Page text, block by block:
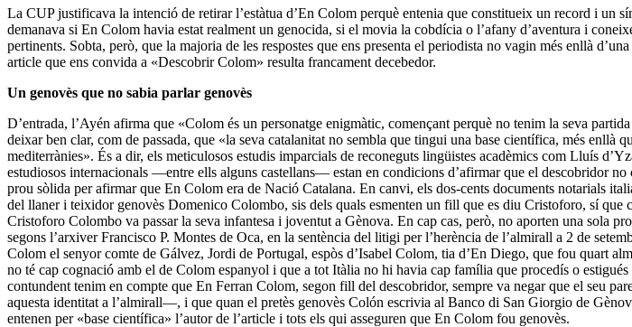
La CUP justificava la intenció de retirar l’estàtua d’En Colom perquè entenia que constitueix un record i un
demanava si En Colom havia estat realment un genocida, si el movia la cobdícia o l’afany d’aventura i
pertinents. Sobta, però, que la majoria de les respostes que ens presenta el periodista no vagin més enllà
article que ens convida a «Descobrir Colom» resulta francament decebedor.
Un genovès que no sabia parlar genovès
D’entrada, l’Ayén afirma que «Colom és un personatge enigmàtic, començant perquè no tenim la seva
deixar ben clar, com de passada, que «la seva catalanitat no sembla que tingui una base científica, més enllà
mediterrànies». És a dir, els meticulosos estudis imparcials de reconeguts lingüistes acadèmics com Lluís
estudiosos internacionals —entre ells alguns castellans— estan en condicions d’afirmar que el descobridor
prou sòlida per afirmar que En Colom era de Nació Catalana. En canvi, els dos-cents documents notarials
del llaner i teixidor genovès Domenico Colombo, sis dels quals esmenten un fill que es diu Cristoforo, sí
Cristoforo Colombo va passar la seva infantesa i joventut a Gènova. En cap cas, però, no aporten una sola
segons l’arxiver Francisco P. Montes de Oca, en la sentència del litigi per l’herència de l’almirall a 2 de
Colom el senyor comte de Gálvez, Jordi de Portugal, espòs d’Isabel Colom, tia d’En Diego, que fou quart
no té cap cognació amb el de Colom espanyol i que a tot Itàlia no hi havia cap família que procedís o
contundent tenim en compte que En Ferran Colom, segon fill del descobridor, sempre va negar que el seu
aquesta identitat a l’almirall—, i que quan el pretès genovès Colón escrivia al Banco di San Giorgio de
entenen per «base científica» l’autor de l’article i tots els qui asseguren que En Colom fou genovès.